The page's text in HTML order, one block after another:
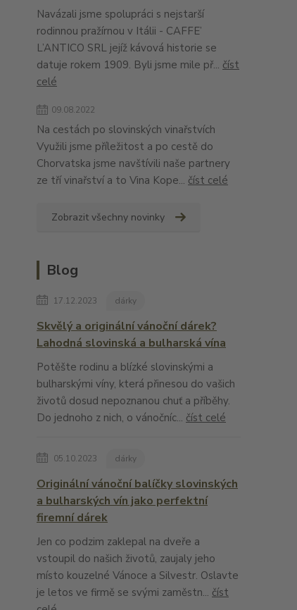
Navázali jsme spolupráci s nejstarší
rodinnou pražírnou v Itálii - CAFFE’
L’ANTICO SRL jejíž kávová historie se
datuje rokem 1909. Byli jsme mile př... číst
celé
09.08.2022
Na cestách po slovinských vinařstvích
Využili jsme příležitost a po cestě do
Chorvatska jsme navštívili naše partnery
ze tří vinařství a to Vina Kope... číst celé
Zobrazit všechny novinky
Blog
17.12.2023 dárky
Skvělý a originální vánoční dárek?
Lahodná slovinská a bulharská vína
Potěšte rodinu a blízké slovinskými a
bulharskými víny, která přinesou do vašich
životů dosud nepoznanou chuť a příběhy.
Do jednoho z nich, o vánočníc... číst celé
05.10.2023 dárky
Originální vánoční balíčky slovinských
a bulharských vín jako perfektní
firemní dárek
Jen co podzim zaklepal na dveře a
vstoupil do našich životů, zaujaly jeho
místo kouzelné Vánoce a Silvestr. Oslavte
je letos ve firmě se svými zaměstn... číst